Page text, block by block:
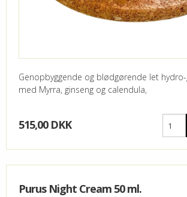
Genopbyggende og blødgørende let
med Myrra, ginseng og calendula,
515,00 DKK
Purus Night Cream 50 ml.